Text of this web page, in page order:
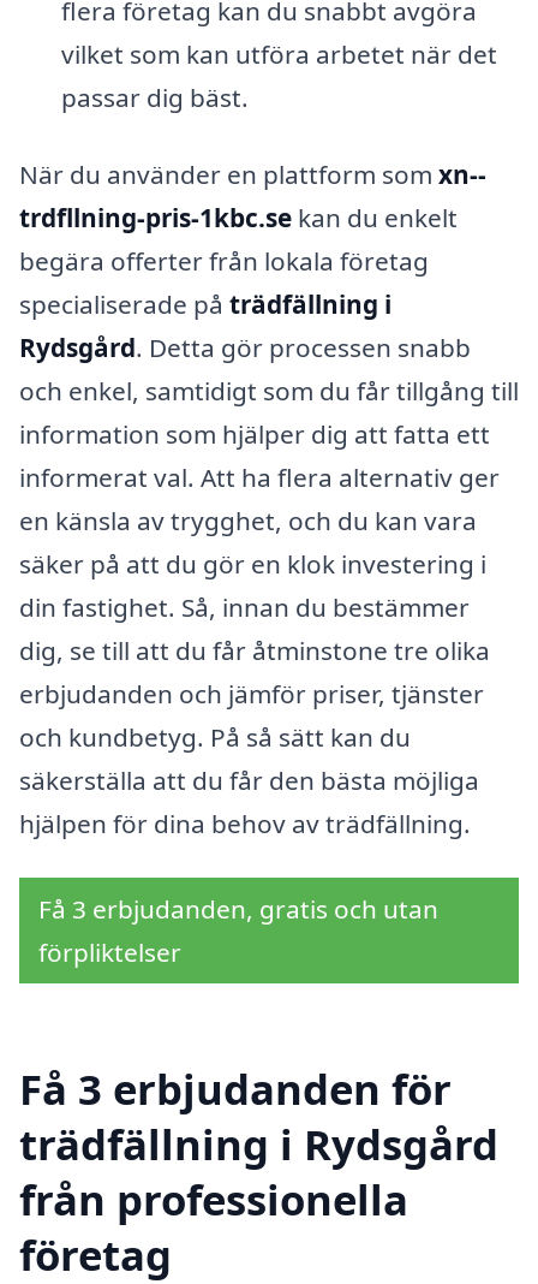
flera företag kan du snabbt avgöra
vilket som kan utföra arbetet när det
passar dig bäst.
När du använder en plattform som xn--
trdfllning-pris-1kbc.se kan du enkelt
begära offerter från lokala företag
specialiserade på trädfällning i
Rydsgård. Detta gör processen snabb
och enkel, samtidigt som du får tillgång till
information som hjälper dig att fatta ett
informerat val. Att ha flera alternativ ger
en känsla av trygghet, och du kan vara
säker på att du gör en klok investering i
din fastighet. Så, innan du bestämmer
dig, se till att du får åtminstone tre olika
erbjudanden och jämför priser, tjänster
och kundbetyg. På så sätt kan du
säkerställa att du får den bästa möjliga
hjälpen för dina behov av trädfällning.
Få 3 erbjudanden, gratis och utan
förpliktelser
Få 3 erbjudanden för
trädfällning i Rydsgård
från professionella
företag